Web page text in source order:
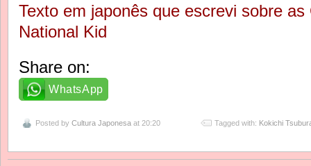
Texto em japonês que escrevi sobre
National Kid
Share on:
WhatsApp
Posted by Cultura Japonesa at 20:20 Tagged with: Kokichi